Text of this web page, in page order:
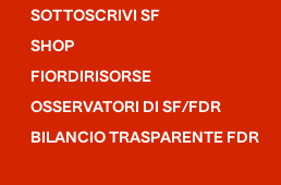
SOTTOSCRIVI SF
SHOP
FIORDIRISORSE
OSSERVATORI DI SF/FDR
BILANCIO TRASPARENTE FDR